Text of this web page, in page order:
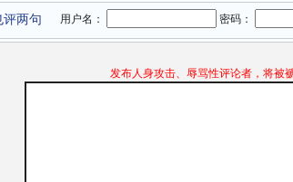
评两句 用户名： 密码：
发布人身攻击、辱骂性评论者，将被